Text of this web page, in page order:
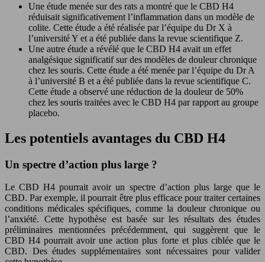
Une étude menée sur des rats a montré que le CBD H4
réduisait significativement l’inflammation dans un modèle de
colite. Cette étude a été réalisée par l’équipe du Dr X à
l’université Y et a été publiée dans la revue scientifique Z.
Une autre étude a révélé que le CBD H4 avait un effet
analgésique significatif sur des modèles de douleur chronique
chez les souris. Cette étude a été menée par l’équipe du Dr A
à l’université B et a été publiée dans la revue scientifique C.
Cette étude a observé une réduction de la douleur de 50%
chez les souris traitées avec le CBD H4 par rapport au groupe
placebo.
Les potentiels avantages du CBD H4
Un spectre d’action plus large ?
Le CBD H4 pourrait avoir un spectre d’action plus large que le
CBD. Par exemple, il pourrait être plus efficace pour traiter certaines
conditions médicales spécifiques, comme la douleur chronique ou
l’anxiété. Cette hypothèse est basée sur les résultats des études
préliminaires mentionnées précédemment, qui suggèrent que le
CBD H4 pourrait avoir une action plus forte et plus ciblée que le
CBD. Des études supplémentaires sont nécessaires pour valider